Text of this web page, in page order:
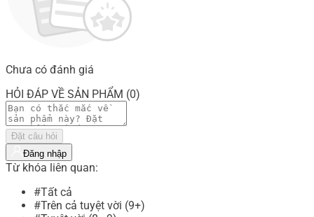
Chưa có đánh giá
HỎI ĐÁP VỀ SẢN PHẨM (0)
Đặt câu hỏi
Đăng nhập
Từ khóa liên quan:
#Tất cả
#Trên cả tuyệt vời (9+)